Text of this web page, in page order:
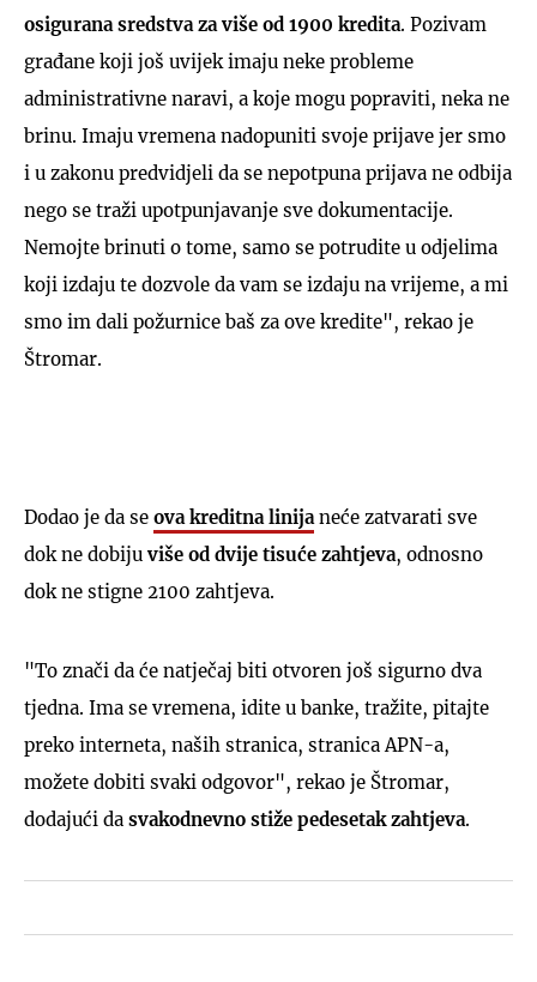
osigurana sredstva za više od 1900 kredita. Pozivam
građane koji još uvijek imaju neke probleme
administrativne naravi, a koje mogu popraviti, neka ne
brinu. Imaju vremena nadopuniti svoje prijave jer smo
i u zakonu predvidjeli da se nepotpuna prijava ne odbija
nego se traži upotpunjavanje sve dokumentacije.
Nemojte brinuti o tome, samo se potrudite u odjelima
koji izdaju te dozvole da vam se izdaju na vrijeme, a mi
smo im dali požurnice baš za ove kredite", rekao je
Štromar.
Dodao je da se ova kreditna linija neće zatvarati sve
dok ne dobijuviše od dvije tisuće zahtjeva, odnosno
dok ne stigne 2100 zahtjeva.
"To znači da će natječaj biti otvoren još sigurno dva
tjedna. Ima se vremena, idite u banke, tražite, pitajte
preko interneta, naših stranica, stranica APN-a,
možete dobiti svaki odgovor", rekao je Štromar,
dodajući da svakodnevno stiže pedesetak zahtjeva.